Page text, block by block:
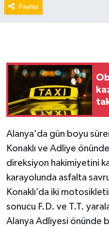
Paylaş
Alanya'da gün boyu
Konaklı ve Adliye
direksiyon hakimiyetini
karayolunda asfalta
Konaklı’da iki
sonucu F.D. ve T.T.
Alanya Adliyesi önünde